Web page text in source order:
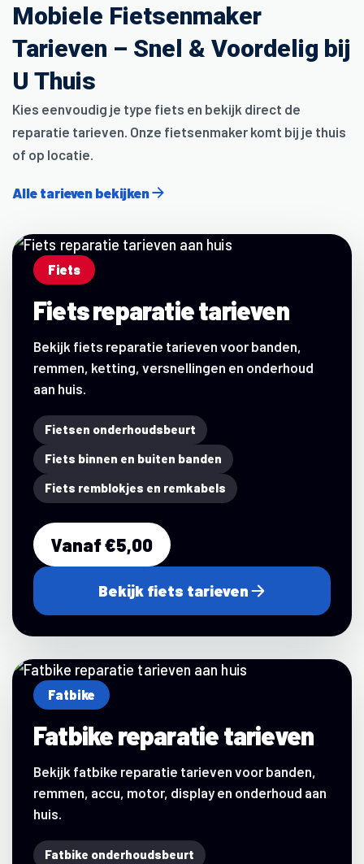
Mobiele Fietsenmaker
Tarieven – Snel & Voordelig bij
U Thuis
Kies eenvoudig je type fiets en bekijk direct de
reparatie tarieven. Onze fietsenmaker komt bij je thuis
of op locatie.
Alle tarieven bekijken
Fiets
Fiets reparatie tarieven
Bekijk fiets reparatie tarieven voor banden,
remmen, ketting, versnellingen en onderhoud
aan huis.
Fietsen onderhoudsbeurt
Fiets binnen en buiten banden
Fiets remblokjes en remkabels
Vanaf €5,00
Bekijk fiets tarieven
Fatbike
Fatbike reparatie tarieven
Bekijk fatbike reparatie tarieven voor banden,
remmen, accu, motor, display en onderhoud aan
huis.
Fatbike onderhoudsbeurt